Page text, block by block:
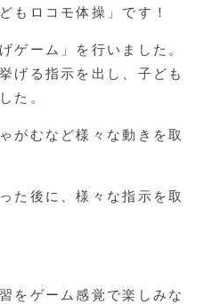
もロコモ体操」です！
ゲーム」を行いました。
げる指示を出し、子ども
た。
がむなど様々な動きを取
た後に、様々な指示を取
をゲーム感覚で楽しみな